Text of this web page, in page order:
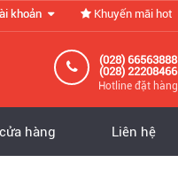
khoản Khuyến mãi hot
(028) 66563888
(028) 22208466
Hotline đặt hàng
hàng Liên hệ